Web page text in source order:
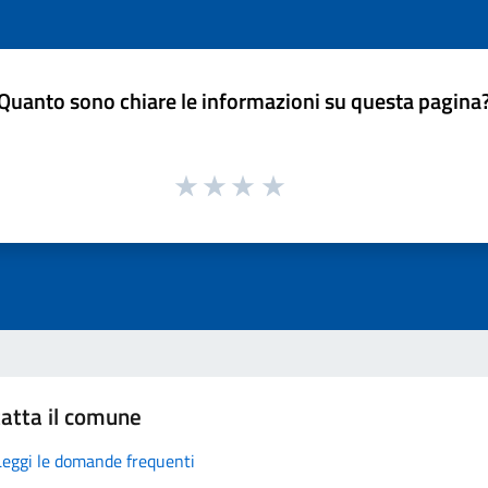
sono chiare le informazioni su questa
il comune
le domande frequenti